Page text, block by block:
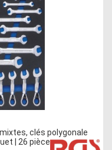
clés polygonale
| 26 pièces